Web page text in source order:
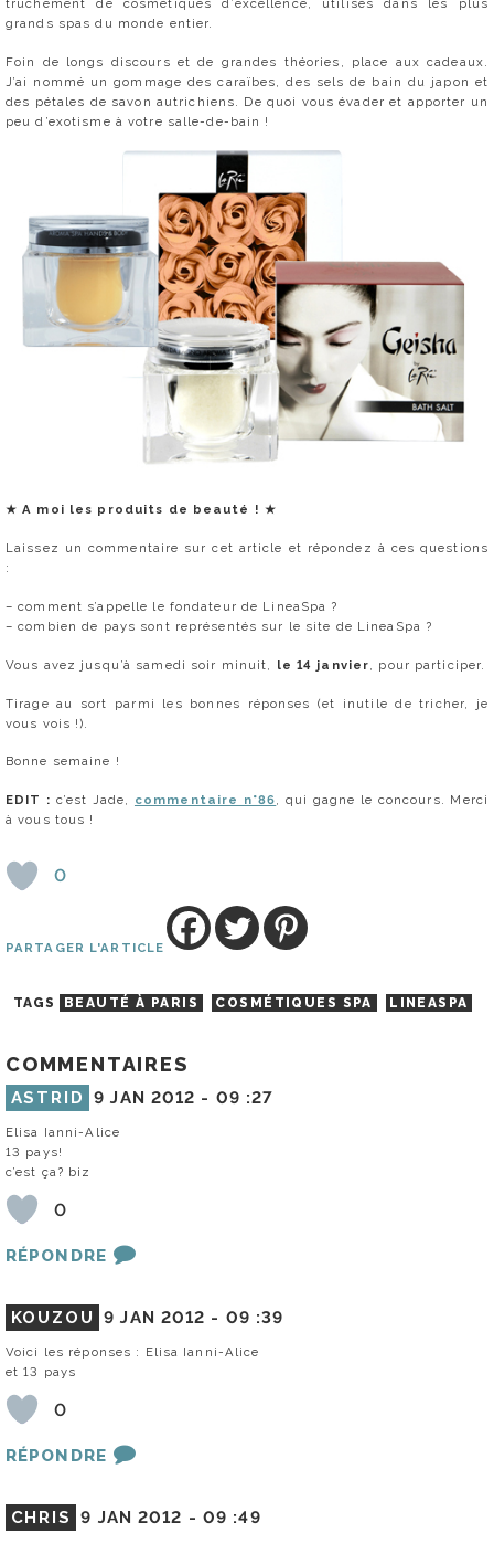
truchement de cosmétiques d’excellence, utilisés dans les plus
grands spas du monde entier.
Foin de longs discours et de grandes théories, place aux cadeaux.
J’ai nommé un gommage des caraïbes, des sels de bain du japon et
des pétales de savon autrichiens. De quoi vous évader et apporter un
peu d’exotisme à votre salle-de-bain !
★ A moi les produits de beauté ! ★
Laissez un commentaire sur cet article et répondez à ces questions
:
– comment s’appelle le fondateur de LineaSpa ?
– combien de pays sont représentés sur le site de LineaSpa ?
Vous avez jusqu’à samedi soir minuit, le 14 janvier , pour participer.
Tirage au sort parmi les bonnes réponses (et inutile de tricher, je
vous vois !).
Bonne semaine !
EDIT : c’est Jade, commentaire n°86, qui gagne le concours. Merci
à vous tous !
0
PARTAGER L'ARTICLE
TAGS BEAUTÉ À PARIS COSMÉTIQUES SPA LINEASPA
COMMENTAIRES
ASTRID 9 JAN 2012 - 09 :27
Elisa Ianni-Alice
13 pays!
c’est ça? biz
0
RÉPONDRE
KOUZOU 9 JAN 2012 - 09 :39
Voici les réponses : Elisa Ianni-Alice
et 13 pays
0
RÉPONDRE
CHRIS 9 JAN 2012 - 09 :49